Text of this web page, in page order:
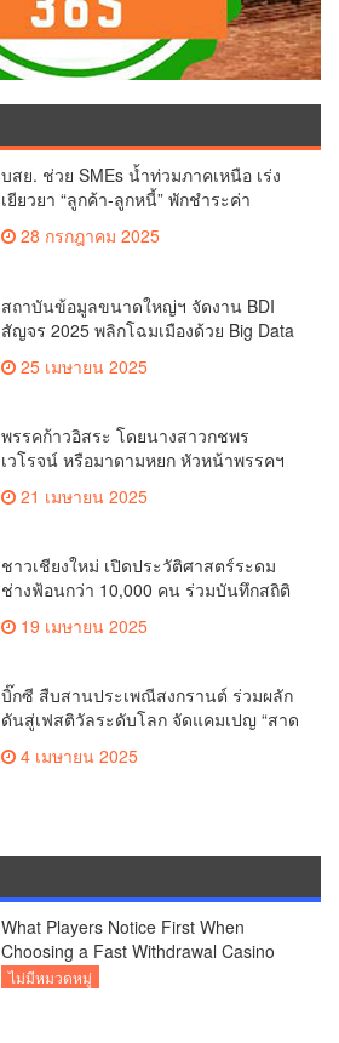
บสย. ช่วย SMEs น้ำท่วมภาคเหนือ เร่ง
เยียวยา “ลูกค้า-ลูกหนี้” พักชำระค่า
ธรรมเนียม-ค่างวด
28 กรกฎาคม 2025
สถาบันข้อมูลขนาดใหญ่ฯ จัดงาน BDI
สัญจร 2025 พลิกโฉมเมืองด้วย Big Data
ข้อมูลเพื่อยกระดับเมือง สังคม และ
25 เมษายน 2025
พรรคก้าวอิสระ โดยนางสาวกชพร
เวโรจน์ หรือมาดามหยก หัวหน้าพรรคฯ
พรรคก้าวอิสระ ครั้งที่ 1/2568 โ
21 เมษายน 2025
ชาวเชียงใหม่ เปิดประวัติศาสตร์ระดม
ช่างฟ้อนกว่า 10,000 คน ร่วมบันทึกสถิติ
โลก Guinness World Records สำเร็จ
ทำลายสถิติ 7,218 คน เฉลิมฉลองใน
เมืองเชียงใหม่
19 เมษายน 2025
บิ๊กซี สืบสานประเพณีสงกรานต์ ร่วมผลัก
ดันสู่เฟสติวัลระดับโลก จัดแคมเปญ “สาด
สนุกรับสงกรานต์ที่บิ๊กซี” อัดโปรฉ่ำ ลด
สูงสุด 50% กระตุ้นการเดินทางนักท่อง
4 เมษายน 2025
What Players Notice First When
Choosing a Fast Withdrawal Casino
UK
ไม่มีหมวดหมู่